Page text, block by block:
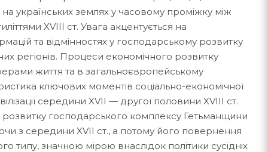
українських землях у часовому проміжку між
XVIII ст. Увага акцентується на
та відмінностях у господарському розвитку
регіонів. Процеси економічного розвитку
життя та в загальноєвропейському
ключових моментів соціально-економічної
середини XVII — другої половини XVIII ст.
господарського комплексу Гетьманщини
з середини XVII ст., а потому його повернення
типу, значною мірою внаслідок політики сусідніх